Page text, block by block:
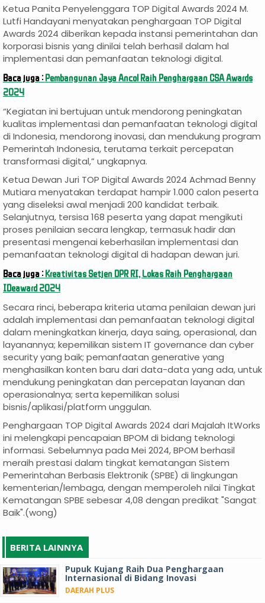
Ketua Panita Penyelenggara TOP Digital Awards 2024 M.
Lutfi Handayani menyatakan penghargaan TOP Digital
Awards 2024 diberikan kepada instansi pemerintahan dan
korporasi bisnis yang dinilai telah berhasil dalam hal
implementasi dan pemanfaatan teknologi digital.
Baca juga :Pembangunan Jaya Ancol Raih Penghargaan CSA Awards
2024
“Kegiatan ini bertujuan untuk mendorong peningkatan
kualitas implementasi dan pemanfaatan teknologi digital
di Indonesia, mendorong inovasi, dan mendukung program
Pemerintah Indonesia, terutama terkait percepatan
transformasi digital,” ungkapnya.
Ketua Dewan Juri TOP Digital Awards 2024 Achmad Benny
Mutiara menyatakan terdapat hampir 1.000 calon peserta
yang diseleksi awal menjadi 200 kandidat terbaik.
Selanjutnya, tersisa 168 peserta yang dapat mengikuti
proses penilaian secara lengkap, termasuk hadir dan
presentasi mengenai keberhasilan implementasi dan
pemanfaatan teknologi digital di hadapan dewan juri.
Baca juga :Kreativitas Setjen DPR RI, Lokas Raih Penghargaan
IDeaward 2024
Secara rinci, beberapa kriteria utama penilaian dewan juri
adalah implementasi dan pemanfaatan teknologi digital
dalam meningkatkan kinerja, daya saing, operasional, dan
layanannya; kepemilikan sistem IT governance dan cyber
security yang baik; pemanfaatan generative yang
menghasilkan konten baru dari data-data yang ada, untuk
mendukung peningkatan dan percepatan layanan dan
operasionalnya; serta kepemilikan solusi
bisnis/aplikasi/platform unggulan.
Penghargaan TOP Digital Awards 2024 dari Majalah ItWorks
ini melengkapi pencapaian BPOM di bidang teknologi
informasi. Sebelumnya pada Mei 2024, BPOM berhasil
meraih prestasi dalam tingkat kematangan Sistem
Pemerintahan Berbasis Elektronik (SPBE) di lingkungan
kementerian/lembaga, dengan memperoleh nilai Tingkat
Kematangan SPBE sebesar 4,08 dengan predikat "Sangat
Baik".(wong)
BERITA LAINNYA
Pupuk Kujang Raih Dua Penghargaan
Internasional di Bidang Inovasi
DAERAH PLUS